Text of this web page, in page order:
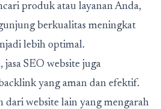
produk atau layanan Anda,
berkualitas meningkat
lebih optimal.
SEO website juga
yang aman dan efektif.
dari website lain yang mengarah